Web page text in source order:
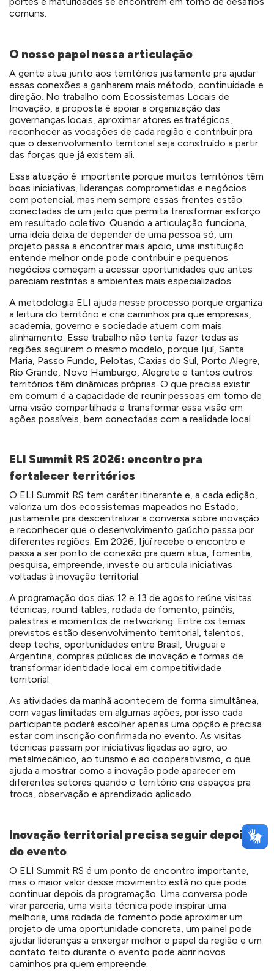
comuns.
O nosso papel nessa articulação
A gente atua junto aos territórios justamente pra ajudar
essas conexões a ganharem mais método, continuidade e
direção. No trabalho com Ecossistemas Locais de
Inovação, a proposta é apoiar a organização das
governanças locais, aproximar atores estratégicos,
reconhecer as vocações de cada região e contribuir pra
que o desenvolvimento territorial seja construído a partir
das forças que já existem ali.
Essa atuação é importante porque muitos territórios têm
boas iniciativas, lideranças comprometidas e negócios
com potencial, mas nem sempre essas frentes estão
conectadas de um jeito que permita transformar esforço
em resultado coletivo. Quando a articulação funciona,
uma ideia deixa de depender de uma pessoa só, um
projeto passa a encontrar mais apoio, uma instituição
entende melhor onde pode contribuir e pequenos
negócios começam a acessar oportunidades que antes
pareciam restritas a ambientes mais especializados.
A metodologia ELI ajuda nesse processo porque organiza
a leitura do território e cria caminhos pra que empresas,
academia, governo e sociedade atuem com mais
alinhamento. Esse trabalho não tenta fazer todas as
regiões seguirem o mesmo modelo, porque Ijuí, Santa
Maria, Passo Fundo, Pelotas, Caxias do Sul, Porto Alegre,
Rio Grande, Novo Hamburgo, Alegrete e tantos outros
territórios têm dinâmicas próprias. O que precisa existir
em comum é a capacidade de reunir pessoas em torno de
uma visão compartilhada e transformar essa visão em
ações possíveis, bem conectadas com a realidade local.
ELI Summit RS 2026: encontro pra
fortalecer territórios
O ELI Summit RS tem caráter itinerante e, a cada edição,
valoriza um dos ecossistemas mapeados no Estado,
justamente pra descentralizar a conversa sobre inovação
e reconhecer que o desenvolvimento gaúcho passa por
diferentes regiões. Em 2026, Ijuí recebe o encontro e
passa a ser ponto de conexão pra quem atua, fomenta,
pesquisa, empreende, investe ou articula iniciativas
voltadas à inovação territorial.
A programação dos dias 12 e 13 de agosto reúne visitas
técnicas, round tables, rodada de fomento, painéis,
palestras e momentos de networking. Entre os temas
previstos estão desenvolvimento territorial, talentos,
deep techs, oportunidades entre Brasil, Uruguai e
Argentina, compras públicas de inovação e formas de
transformar identidade local em competitividade
territorial.
As atividades da manhã acontecem de forma simultânea,
com vagas limitadas em algumas ações, por isso cada
participante poderá escolher apenas uma opção e precisa
estar com inscrição confirmada no evento. As visitas
técnicas passam por iniciativas ligadas ao agro, ao
metalmecânico, ao turismo e ao cooperativismo, o que
ajuda a mostrar como a inovação pode aparecer em
diferentes setores quando o território cria espaços pra
troca, observação e aprendizado aplicado.
Inovação territorial precisa seguir depois
do evento
O ELI Summit RS é um ponto de encontro importante,
mas o maior valor desse movimento está no que pode
continuar depois da programação. Uma conversa pode
virar parceria, uma visita técnica pode inspirar uma
melhoria, uma rodada de fomento pode aproximar um
projeto de uma oportunidade concreta, um painel pode
ajudar lideranças a enxergar melhor o papel da região e um
contato feito durante o evento pode abrir novos
caminhos pra quem empreende.